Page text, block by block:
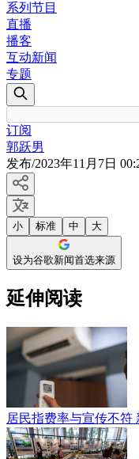
系列节目
直播
播客
互动新闻
专题
订阅
郭跃男
发布/2023年11月7日
小 标准 中 大
设为谷歌新闻首选来源
延伸阅读
居民指费率与宣传不符